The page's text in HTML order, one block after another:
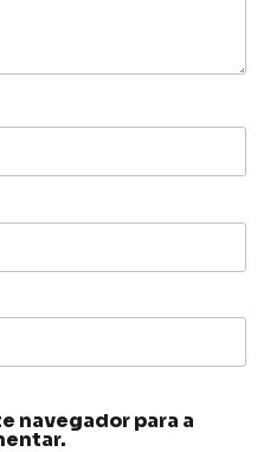
navegador para a